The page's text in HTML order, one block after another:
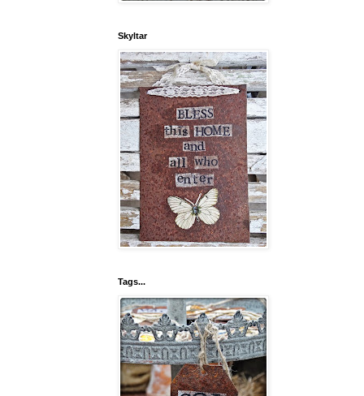
Skyltar
Tags...